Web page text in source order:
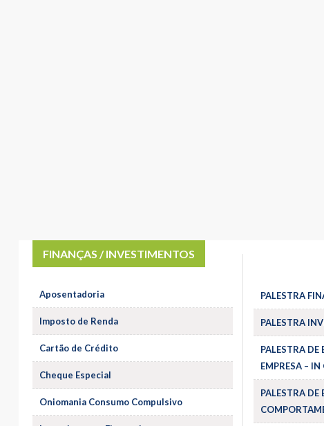
FINANÇAS / INVESTIMENTOS
Aposentadoria
Imposto de Renda
Cartão de Crédito
Cheque Especial
Oniomania Consumo Compulsivo
PALESTRA
PALESTRA
PALESTRA
EMPRESA –
PALESTRA